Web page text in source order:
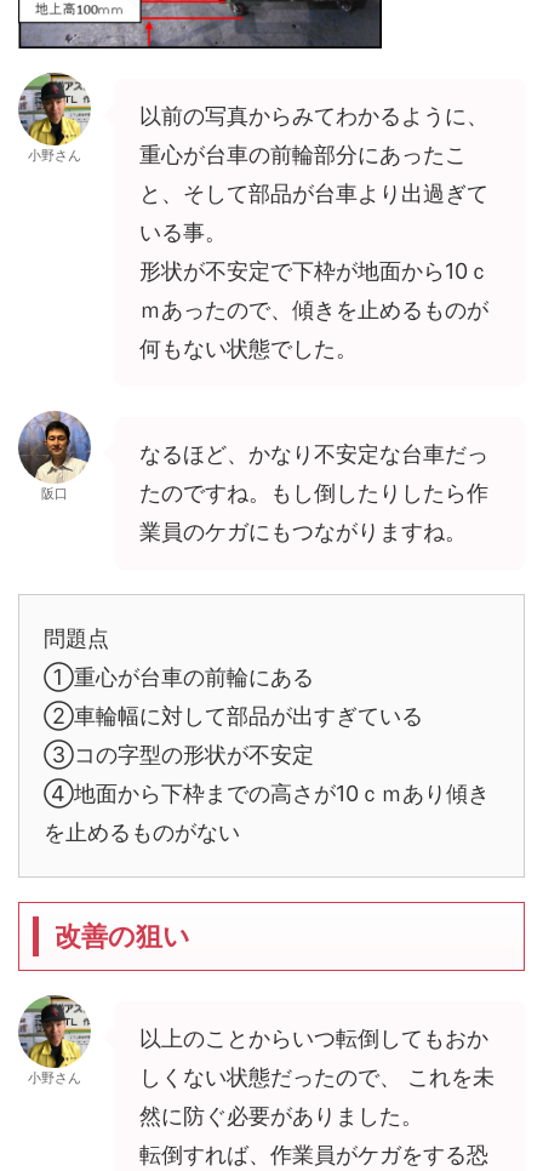
小野さん
以前の写真からみてわかるように、
重心が台車の前輪部分にあったこ
と、そして部品が台車より出過ぎて
いる事。
形状が不安定で下枠が地面から10ｃ
ｍあったので、傾きを止めるものが
何もない状態でした。
阪口
なるほど、かなり不安定な台車だっ
たのですね。もし倒したりしたら作
業員のケガにもつながりますね。
問題点
①重心が台車の前輪にある
②車輪幅に対して部品が出すぎている
③コの字型の形状が不安定
④地面から下枠までの高さが10ｃｍあり傾き
を止めるものがない
改善の狙い
小野さん
以上のことからいつ転倒してもおか
しくない状態だったので、 これを未
然に防ぐ必要がありました。
転倒すれば、作業員がケガをする恐